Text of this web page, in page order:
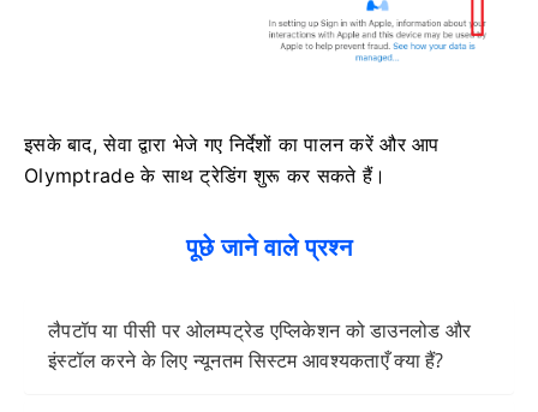
इसके बाद, सेवा द्वारा भेजे गए निर्देशों का पालन करें और आप
Olymptrade के साथ ट्रेडिंग शुरू कर सकते हैं।
पूछे जाने वाले प्रश्न
लैपटॉप या पीसी पर ओलम्पट्रेड एप्लिकेशन को डाउनलोड और
इंस्टॉल करने के लिए न्यूनतम सिस्टम आवश्यकताएँ क्या हैं?